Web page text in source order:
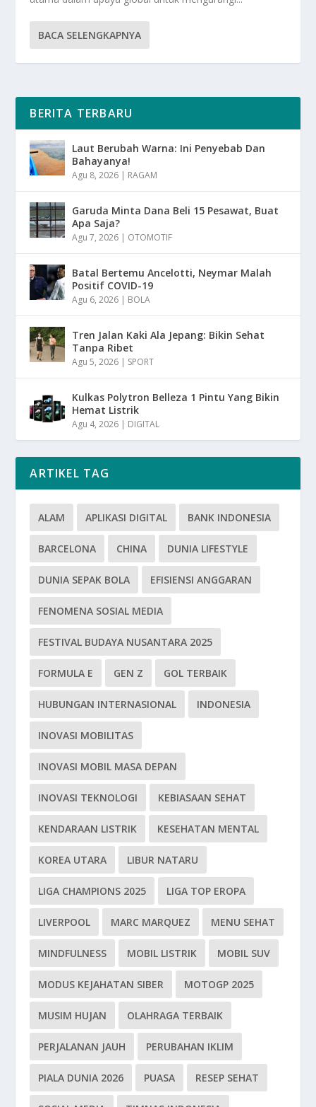
BACA SELENGKAPNYA
BERITA TERBARU
Laut Berubah Warna: Ini Penyebab Dan
Bahayanya!
Agu 8, 2026 | RAGAM
Garuda Minta Dana Beli 15 Pesawat, Buat
Apa Saja?
Agu 7, 2026 | OTOMOTIF
Batal Bertemu Ancelotti, Neymar Malah
Positif COVID-19
Agu 6, 2026 | BOLA
Tren Jalan Kaki Ala Jepang: Bikin Sehat
Tanpa Ribet
Agu 5, 2026 | SPORT
Kulkas Polytron Belleza 1 Pintu Yang Bikin
Hemat Listrik
Agu 4, 2026 | DIGITAL
ARTIKEL TAG
ALAM APLIKASI DIGITAL BANK INDONESIA
BARCELONA CHINA DUNIA LIFESTYLE
DUNIA SEPAK BOLA EFISIENSI ANGGARAN
FENOMENA SOSIAL MEDIA
FESTIVAL BUDAYA NUSANTARA 2025
FORMULA E GEN Z GOL TERBAIK
HUBUNGAN INTERNASIONAL INDONESIA
INOVASI MOBILITAS
INOVASI MOBIL MASA DEPAN
INOVASI TEKNOLOGI KEBIASAAN SEHAT
KENDARAAN LISTRIK KESEHATAN MENTAL
KOREA UTARA LIBUR NATARU
LIGA CHAMPIONS 2025 LIGA TOP EROPA
LIVERPOOL MARC MARQUEZ MENU SEHAT
MINDFULNESS MOBIL LISTRIK MOBIL SUV
MODUS KEJAHATAN SIBER MOTOGP 2025
MUSIM HUJAN OLAHRAGA TERBAIK
PERJALANAN JAUH PERUBAHAN IKLIM
PIALA DUNIA 2026 PUASA RESEP SEHAT